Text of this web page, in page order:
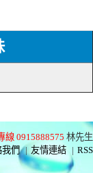
線 0915888575 林先生
我們 | 友情連結 | RSS